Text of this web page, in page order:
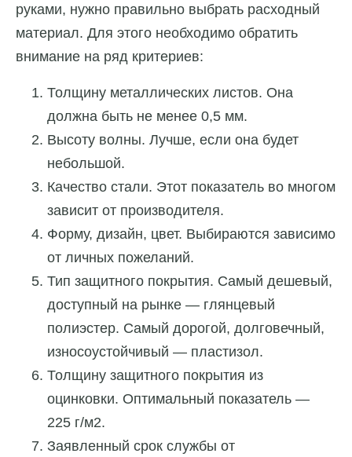
руками, нужно правильно выбрать расходный
материал. Для этого необходимо обратить
внимание на ряд критериев:
Толщину металлических листов. Она
должна быть не менее 0,5 мм.
Высоту волны. Лучше, если она будет
небольшой.
Качество стали. Этот показатель во многом
зависит от производителя.
Форму, дизайн, цвет. Выбираются зависимо
от личных пожеланий.
Тип защитного покрытия. Самый дешевый,
доступный на рынке — глянцевый
полиэстер. Самый дорогой, долговечный,
износоустойчивый — пластизол.
Толщину защитного покрытия из
оцинковки. Оптимальный показатель —
225 г/м2.
Заявленный срок службы от